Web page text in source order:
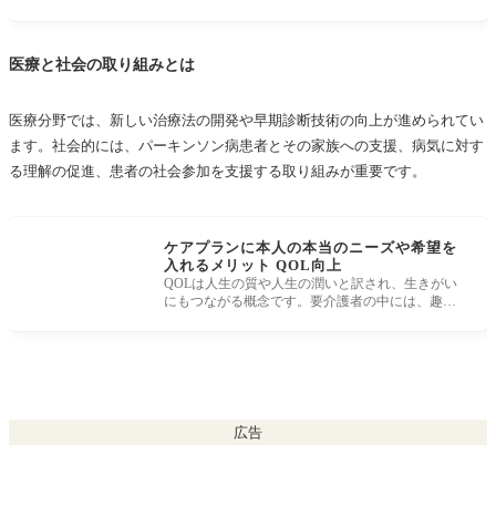
医療と社会の取り組みとは
医療分野では、新しい治療法の開発や早期診断技術の向上が進められてい
ます。社会的には、パーキンソン病患者とその家族への支援、病気に対す
る理解の促進、患者の社会参加を支援する取り組みが重要です。
ケアプランに本人の本当のニーズや希望を
入れるメリット QOL向上
QOLは人生の質や人生の潤いと訳され、生きがい
にもつながる概念です。要介護者の中には、趣味
広告